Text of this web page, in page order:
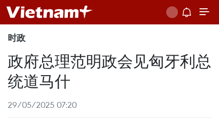
时政
政府总理范明政会见匈牙利总
统道马什
29/05/2025 07:20